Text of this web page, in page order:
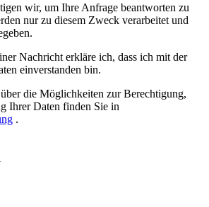
wir, um Ihre Anfrage beantworten zu
nur zu diesem Zweck verarbeitet und
Nachricht erkläre ich, dass ich mit der
einverstanden bin.
die Möglichkeiten zur Berechtigung,
Ihrer Daten finden Sie in
.